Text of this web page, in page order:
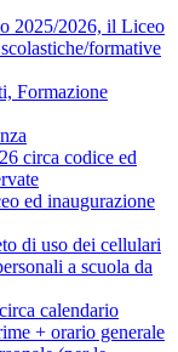
2025/2026, il Liceo
formative
Formazione
circa codice ed
ed inaugurazione
di uso dei cellulari
a scuola da
calendario
+ orario generale